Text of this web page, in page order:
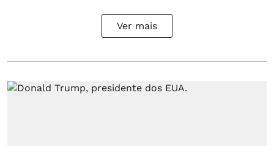
Ver mais